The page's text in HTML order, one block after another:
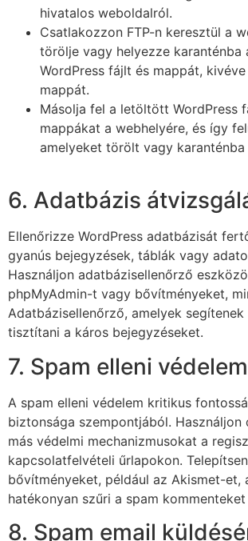
hivatalos weboldalról.
Csatlakozzon FTP-n keresztül a
törölje vagy helyezze karanténba
WordPress fájlt és mappát,
mappát.
Másolja fel a letöltött WordPress
mappákat a webhelyére, és így
amelyeket törölt vagy karanténba
6. Adatbázis
Ellenőrizze WordPress adatbázisát
gyanús bejegyzések, táblák vagy
Használjon adatbázisellenőrző
phpMyAdmin-t vagy bővítményeket,
Adatbázisellenőrző, amelyek
tisztítani a káros bejegyzéseket.
7. Spam elleni védelem
A spam elleni védelem kritikus
biztonsága szempontjából.
más védelmi mechanizmusokat a
kapcsolatfelvételi űrlapokon.
bővítményeket, például az Akismet-et,
hatékonyan szűri a spam
8. Spam email